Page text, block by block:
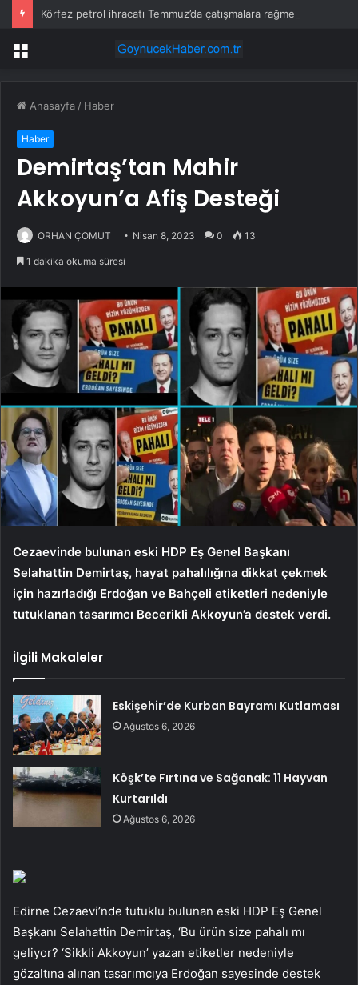
Menü
Anasayfa / Haber
Haber
Demirtaş’tan Mahir
Akkoyun’a Afiş Desteği
ORHAN ÇOMUT Nisan 8, 2023 0 13
1 dakika okuma süresi
Cezaevinde bulunan eski HDP Eş Genel Başkanı
Selahattin Demirtaş, hayat pahalılığına dikkat çekmek
için hazırladığı Erdoğan ve Bahçeli etiketleri nedeniyle
tutuklanan tasarımcı Becerikli Akkoyun’a destek verdi.
İlgili Makaleler
Eskişehir’de Kurban Bayramı Kutlaması
Ağustos 6, 2026
Köşk’te Fırtına ve Sağanak: 11 Hayvan
Kurtarıldı
Ağustos 6, 2026
Edirne Cezaevi’nde tutuklu bulunan eski HDP Eş Genel
Başkanı Selahattin Demirtaş, ‘Bu ürün size pahalı mı
geliyor? ‘Sikkli Akkoyun’ yazan etiketler nedeniyle
gözaltına alınan tasarımcıya Erdoğan sayesinde destek